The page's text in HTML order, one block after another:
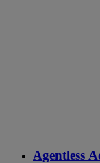
Agentless